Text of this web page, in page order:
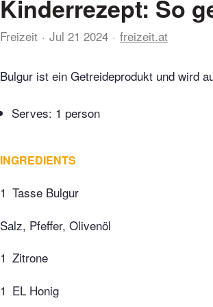
Kinderrezept: So
Freizeit Jul 21 2024 freizeit.at
Bulgur ist ein Getreideprodukt und wird
Serves: 1 person
INGREDIENTS
1 Tasse Bulgur
Salz, Pfeffer, Olivenöl
1 Zitrone
1 EL Honig